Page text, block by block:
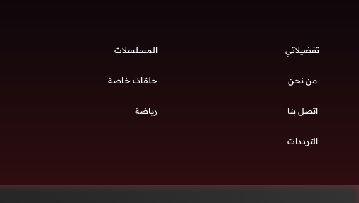
تفضيلاتي
من نحن
اتصل بنا
الترددات
المسلسلات
حلقات خاصة
رياضة